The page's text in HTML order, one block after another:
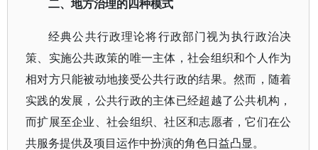
二、地方治理的四种模式
经典公共行政理论将行政部门视为执行政治决
策、实施公共政策的唯一主体，社会组织和个人作为
相对方只能被动地接受公共行政的结果。然而，随着
实践的发展，公共行政的主体已经超越了公共机构，
而扩展至企业、社会组织、社区和志愿者，它们在公
共服务提供及项目运作中扮演的角色日益凸显。